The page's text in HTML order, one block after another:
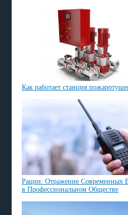
Как работает станция
Рации: Отражение Современных
в Профессиональном Обществе